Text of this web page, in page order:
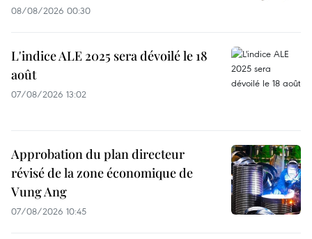
08/08/2026 00:30
L'indice ALE 2025 sera dévoilé le 18
août
07/08/2026 13:02
Approbation du plan directeur
révisé de la zone économique de
Vung Ang
07/08/2026 10:45